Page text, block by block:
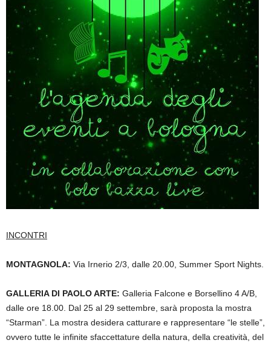
INCONTRI
MONTAGNOLA: Via Irnerio 2/3, dalle 20.00, Summer Sport Nights.
GALLERIA DI PAOLO ARTE: Galleria Falcone e Borsellino 4 A/B,
dalle ore 18.00. Dal 25 al 29 settembre, sarà proposta la mostra
“Starman” . La mostra desidera catturare e rappresentare “le stelle”,
ovvero tutte le infinite sfaccettature della natura, della creatività, del